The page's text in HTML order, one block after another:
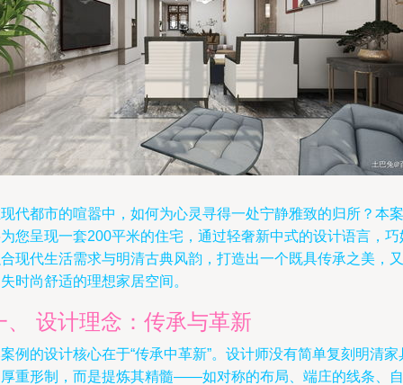
代都市的喧嚣中，如何为心灵寻得一处宁静雅致的归所？本案
您呈现一套200平米的住宅，通过轻奢新中式的设计语言，巧
现代生活需求与明清古典风韵，打造出一个既具传承之美，又
时尚舒适的理想家居空间。
、 设计理念：传承与革新
例的设计核心在于“传承中革新”。设计师没有简单复刻明清家
重形制，而是提炼其精髓——如对称的布局、端庄的线条、自